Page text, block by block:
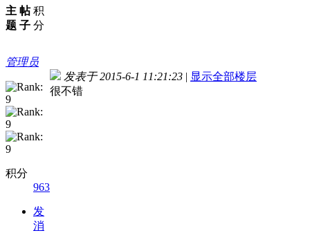
主
题
帖
子
积
分
管理员
积分
963
发
消
发表于 2015-6-1 11:21:23 | 显示全部楼层
很不错